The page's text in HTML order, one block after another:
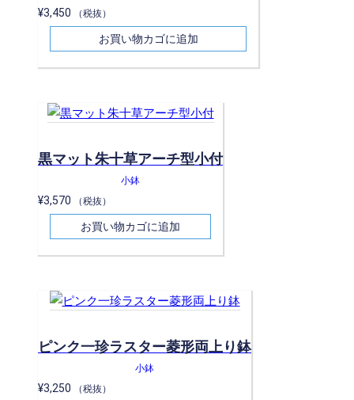
¥3,450 （税抜）
お買い物カゴに追加
黒マット朱十草アーチ型小付
小鉢
¥3,570 （税抜）
お買い物カゴに追加
ピンク一珍ラスター菱形両上り鉢
小鉢
¥3,250 （税抜）